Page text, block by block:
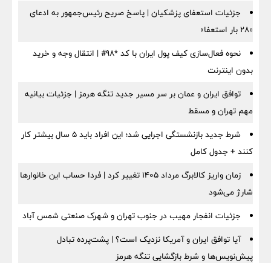
جزئیات استعفای پزشکیان | پاسخ صریح رئیس‌جمهور به ادعای
«۲۸ بار استعفا»
نحوه فعال‌سازی کیف پول ایران با کد *98# | انتقال وجه و خرید
بدون اینترنت
توافق ایران و عمان بر سر مسیر جدید تنگه هرمز | جزئیات بیانیه
مهم تهران و مسقط
شرط جدید بازنشستگی اجرایی شد؛ این افراد باید ۵ سال بیشتر کار
کنند + جدول کامل
زمان واریز کالابرگ مرداد ۱۴۰۵ تغییر کرد | فردا حساب این خانوارها
شارژ می‌شود
جزئیات انفجار مهیب در جنوب تهران و شهرک صنعتی شمس آباد
آیا توافق ایران و آمریکا نزدیک است؟ | پشت‌پرده تبادل
پیش‌نویس‌ها و شرط بازگشایی تنگه هرمز